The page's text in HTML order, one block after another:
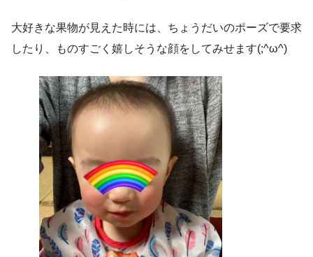
大好きな果物が見えた時には、ちょうだいのポーズで要求
したり、ものすごく嬉しそうな顔をしてみせます(;^ω^)